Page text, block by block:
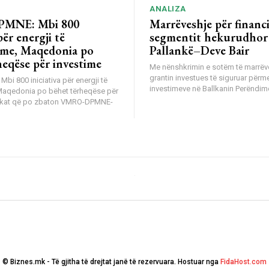
Mbi 800
energji të
Maqedonia po
për investime
Mbi 800 iniciativa për energji të
po bëhet tërheqëse për
që po zbaton VMRO-DPMNE-
ANALIZA
Marrëveshje për
segmentit
Pallankë–Deve Bair
Me nënshkrimin e sotëm të
grantin investues të siguruar
investimeve në Ballkanin
© Biznes.mk - Të gjitha të drejtat janë të rezervuara. Hostuar nga FidaHost.com